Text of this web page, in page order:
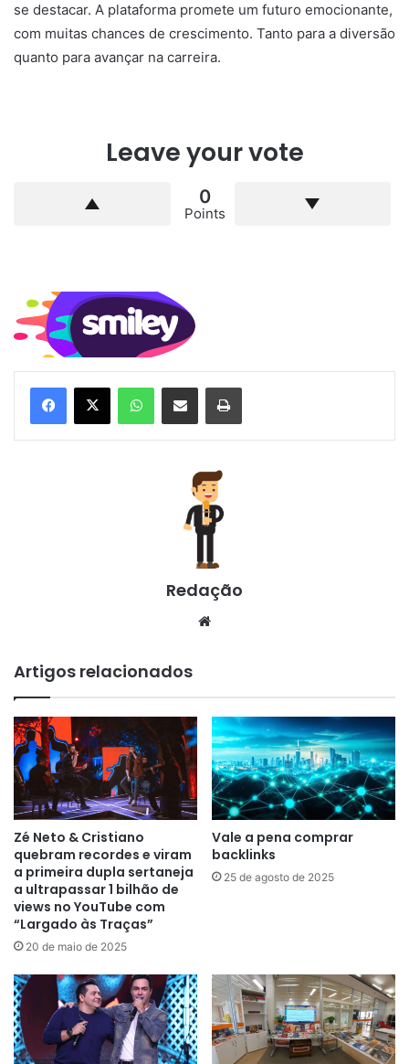
se destacar. A plataforma promete um futuro emocionante,
com muitas chances de crescimento. Tanto para a diversão
quanto para avançar na carreira.
Leave your vote
0
Points
WhatsApp
Compartilhar via e-mail Imprimir
Redação
Artigos relacionados
Zé Neto & Cristiano
quebram recordes e viram
a primeira dupla sertaneja
a ultrapassar 1 bilhão de
views no YouTube com
“Largado às Traças”
20 de maio de 2025
Vale a pena comprar
backlinks
25 de agosto de 2025